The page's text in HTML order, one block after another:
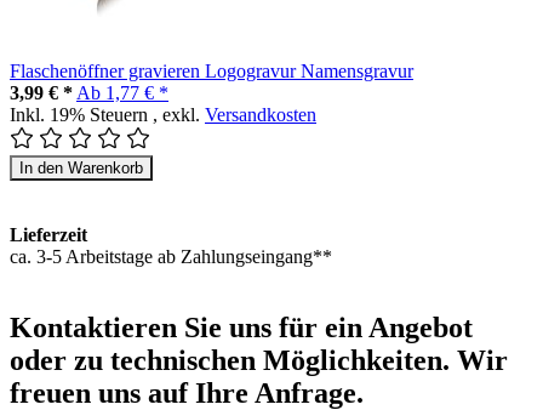
Flaschenöffner gravieren Logogravur Namensgravur
3,99 € * Ab 1,77 € *
Inkl. 19% Steuern , exkl. Versandkosten
In den Warenkorb
Lieferzeit
ca. 3-5 Arbeitstage ab Zahlungseingang**
Kontaktieren Sie uns für ein Angebot
oder zu technischen Möglichkeiten. Wir
freuen uns auf Ihre Anfrage.